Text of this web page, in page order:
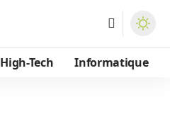
High-Tech Informatique